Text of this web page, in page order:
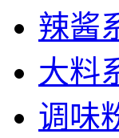
辣酱
大料
调味